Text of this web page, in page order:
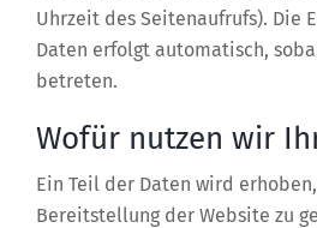
Uhrzeit des Seitenaufrufs). Die
Daten erfolgt automatisch,
betreten.
Wofür nutzen wir
Ein Teil der Daten wird
Bereitstellung der Website zu